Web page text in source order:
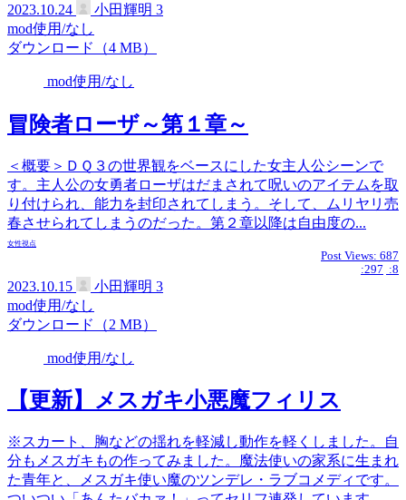
2023.10.24 小田輝明 3
mod使用/なし
ダウンロード（4 MB）
mod使用/なし
冒険者ローザ～第１章～
＜概要＞ＤＱ３の世界観をベースにした女主人公シーンで
す。主人公の女勇者ローザはだまされて呪いのアイテムを取
り付けられ、能力を封印されてしまう。そして、ムリヤリ売
春させられてしまうのだった。第２章以降は自由度の...
女性視点
Post Views: 687
:297 :8
2023.10.15 小田輝明 3
mod使用/なし
ダウンロード（2 MB）
mod使用/なし
【更新】メスガキ小悪魔フィリス
※スカート、胸などの揺れを軽減し動作を軽くしました。自
分もメスガキもの作ってみました。魔法使いの家系に生まれ
た青年と、メスガキ使い魔のツンデレ・ラブコメディです。